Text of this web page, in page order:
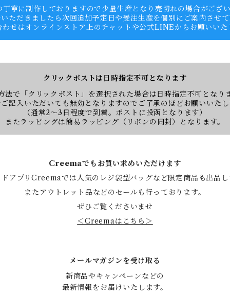
丁寧に制作しておりますので少量生産となり売切れの場合がござい
ただきましたら次回追加予定日や受注生産を個別にご案内させて
わせはオンラインストア上のチャットや公式LINEからお願いいた
クリックポストは日時指定不可となります
法で「クリックポスト」を選択された場合は日時指定不可となりま
記入いただいても無効となりますのでご了承のほどお願いいたし
（通常2〜3日程度で到着。ポストに投函となります）
またラッピングは簡易ラッピング（リボンの同封）となります。
Creemaでもお買い求めいただけます
アプリCreemaでは人気のレジ袋型バッグなど限定商品も出品し
またアウトレット品などのセールも行っております。
ぜひご覧くださいませ
＜Creemaはこちら＞
メールマガジンを受け取る
新商品やキャンペーンなどの
最新情報をお届けいたします。